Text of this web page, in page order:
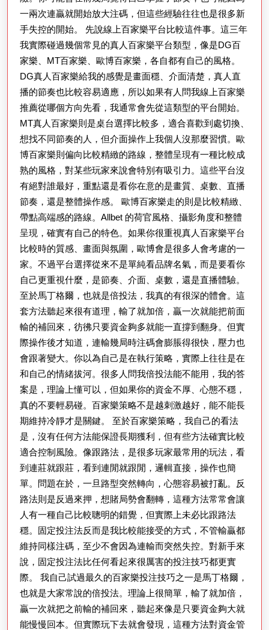
一兩次連贏就開始放大注碼，但這些經驗往往也是很多新
手失控的開始。 先說線上百家樂平台比較這件事。這三年
我實際碰過幾個常見的真人百家樂平台類型，像是DG百
家樂、MT百家樂、歐博百家樂，各自都有自己的風格。
DG真人百家樂給我的感覺是畫面穩、介面清楚，真人直
播的節奏也比較容易適應，所以如果有人問我線上百家樂
推薦從哪個方向先看，我通常會先從這類型的平台開始。
MT真人百家樂則是桌台選擇比較多，適合喜歡到處切換、
想找不同節奏的人，但介面操作上我個人沒那麼習慣。歐
博百家樂則偏向比較精緻的路線，整體呈現有一種比較成
熟的風格，對某些玩家來說會特別有吸引力。這些平台沒
有絕對誰最好，重點還是看你在意的是畫質、桌數、直播
節奏，還是整體操作感。 歐博百家樂走的則是比較精緻、
帶點高端感的路線。Allbet 的荷官風格、攝影角度和整體
呈現，確實有自己的特色。如果你很重視真人百家樂平台
比較時的質感、畫面與氛圍，歐博會是很多人會考慮的一
家。不過平台選擇從來不是單純看品牌名氣，而是要看你
自己更重視什麼，是節奏、介面、桌數，還是直播體驗。
至於馬丁格爾，也就是倍投法，我真的有很深的體會。這
套方法聽起來很有道理，輸了就加倍，贏一次就能把前面
輸的補回來，彷彿只要資金夠多就能一直撐到翻身。但實
際操作後才知道，連輸幾局時注碼會膨脹得很快，壓力也
會跟著變大。你以為自己是在執行策略，實際上往往是在
和自己的情緒拔河。很多人問我倍投法能不能用，我的答
案是，理論上懂可以，但如果你的資金不厚、心態不穩，
真的不要輕易碰。百家樂策略不是越刺激越好，能不能長
期維持冷靜才是關鍵。 至於百家樂策略，我自己的看法
是，沒有任何方法能保證長期獲利，但有些方法確實比較
適合控制風險。像跟路法，是很多玩家最常用的玩法，看
到連莊就跟莊，看到連閒就跟閒，邏輯直接，操作也簡
單。問題在於，一旦路型突然轉向，心態容易被打亂。反
路法則是反過來押，想賭局勢會翻轉，這種方法常常會讓
人有一種自己比較聰明的錯覺，但實際上未必比跟路法
穩。固定投注法反而是我比較能接受的方式，不管輸贏都
維持同樣注碼，至少不會因為連輸而突然失控。對新手來
說，固定投注法比任何看起來很厲害的投注技巧都更實
際。 我自己試過最久的百家樂投注技巧之一是馬丁格爾，
也就是大家常說的倍投法。理論上很簡單，輸了就加倍，
贏一次就把之前輸的補回來，聽起來像是只要資金夠大就
能慢慢回本。但實際玩下去就會發現，這種方法對資金管